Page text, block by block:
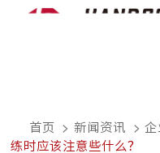
首页 > 新闻资讯 > 企
练时应该注意些什么？